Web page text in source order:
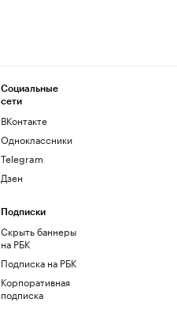
Социальные
сети
ВКонтакте
Одноклассники
Telegram
Дзен
Подписки
Скрыть баннеры
на РБК
Подписка на РБК
Корпоративная
подписка